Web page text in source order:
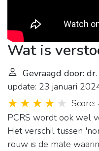
Wat is
Gevraagd door:
update: 23 januari
Score:
PCRS wordt ook wel
Het verschil tussen
rouw is de mate